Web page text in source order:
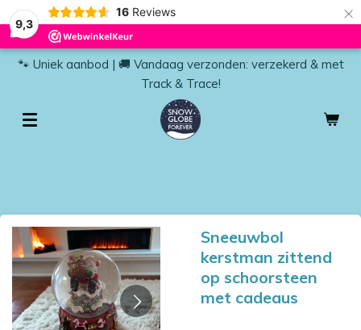
9,3
16 Reviews ×
🐾 Uniek aanbod | 🚚 Vandaag verzonden: verzekerd & met
Track & Trace!
Sneeuwbol
kerstman zittend
op schoorsteen
met cadeaus